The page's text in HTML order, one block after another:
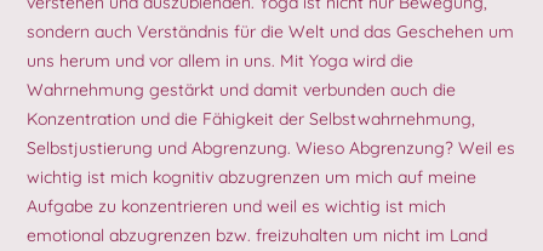
sondern auch Verständnis für die Welt und das Geschehen um
uns herum und vor allem in uns. Mit Yoga wird die
Wahrnehmung gestärkt und damit verbunden auch die
Konzentration und die Fähigkeit der Selbstwahrnehmung,
Selbstjustierung und Abgrenzung. Wieso Abgrenzung? Weil es
wichtig ist mich kognitiv abzugrenzen um mich auf meine
Aufgabe zu konzentrieren und weil es wichtig ist mich
emotional abzugrenzen bzw. freizuhalten um nicht im Land